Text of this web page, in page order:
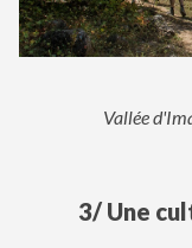
Vallée
3/ Une